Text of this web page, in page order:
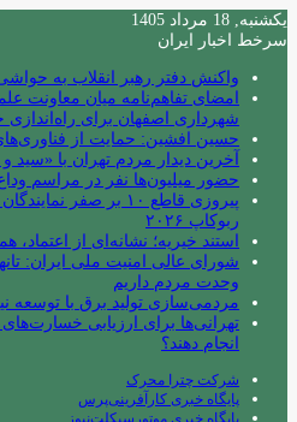
یکشنبه, 18 مرداد 1405
سرخط اخبار ایران
واکنش دفتر رهبر انقلاب به
امضای تفاهم‌نامه میان معاونت
شهرداری اصفهان برای راه‌اندازی
حسین افشین: حمایت از
آخرین دیدار مردم تهران با «سید
حضور میلیون‌ها نفر در مراسم
پیروزی قاطع ۱۰ بر صفر
ربوکاپ ۲۰۲۶
استند خیریه؛ نشانه‌ای از
شورای عالی امنیت ملی ایران:
وحدت مردم داریم
مردمی‌سازی تولید برق با توسعه
تهرانی‌ها برای ارزیابی
انجام دهند؟
شرکت چترا محرک
پایگاه خبری کارآفرینی‌پرس
پایگاه خبری موتورسیکلت‌نیوز